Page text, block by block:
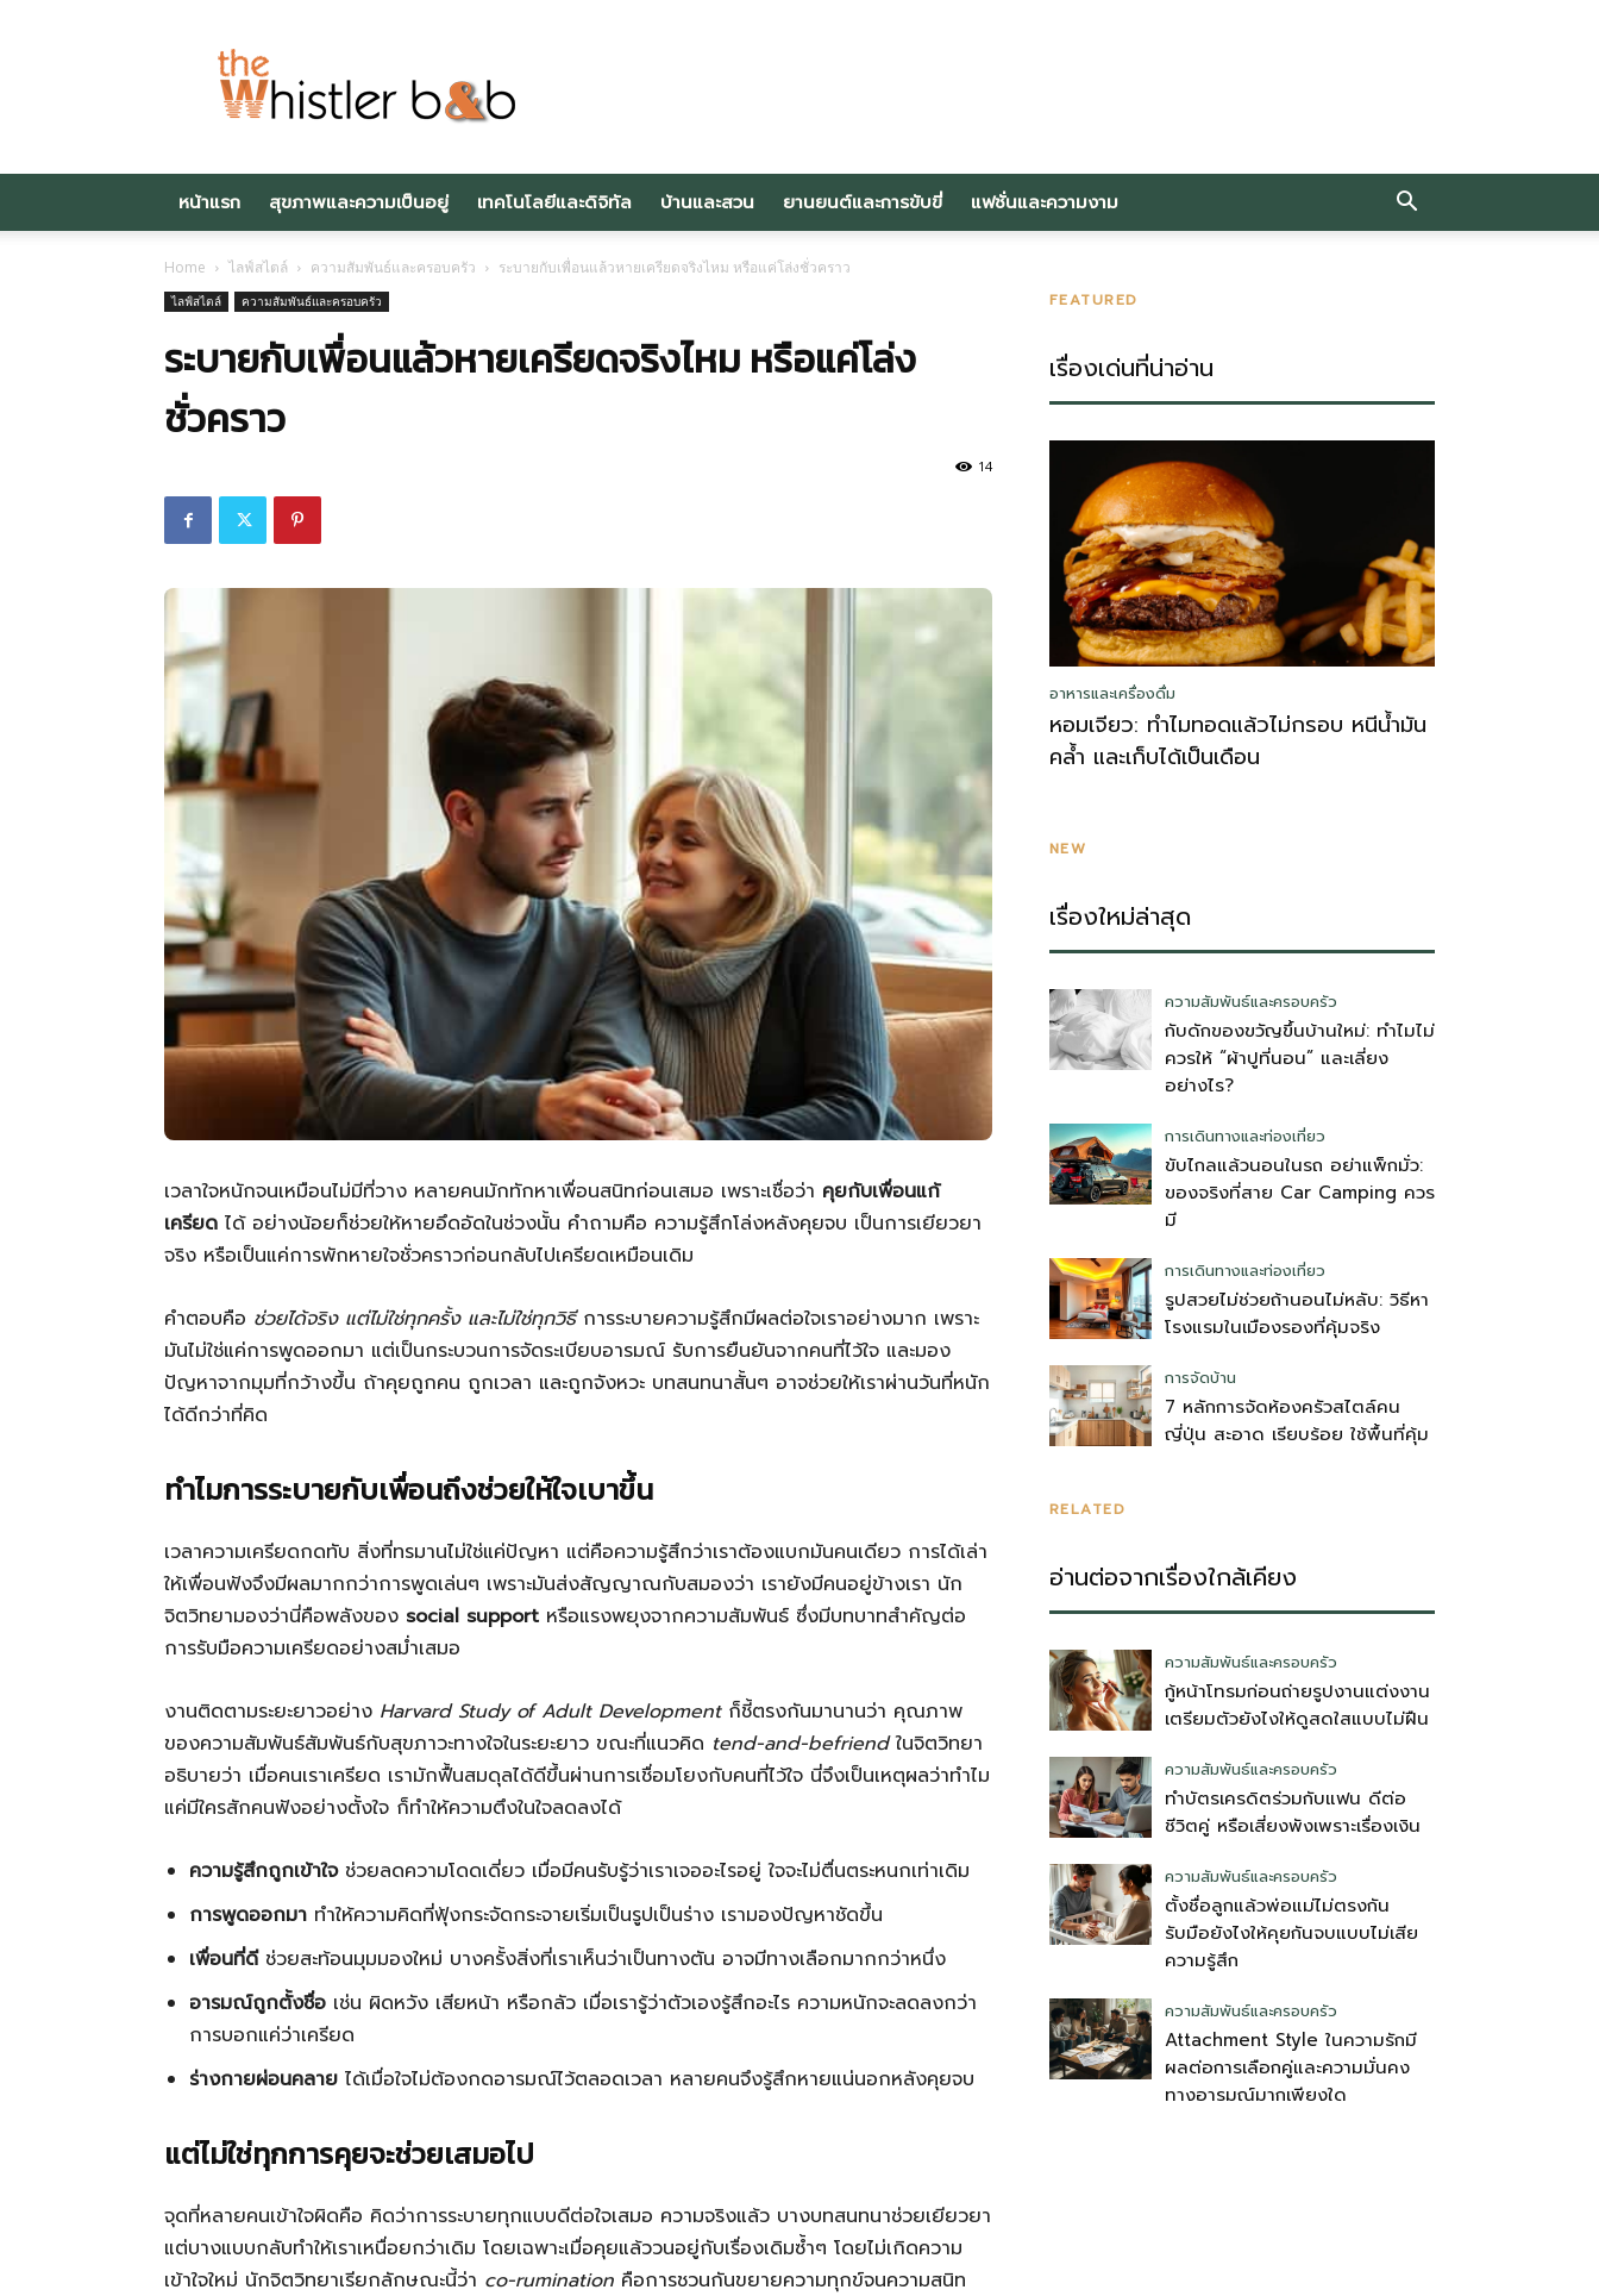
หน้าแรก สุขภาพและความเป็นอยู่ เทคโนโลยีและดิจิทัล บ้านและสวน ยานยนต์และการขับขี่ แฟชั่นและความงาม
Home ไลฟ์สไตล์ ความสัมพันธ์และครอบครัว ระบายกับเพื่อนแล้วหายเครียดจริงไหม หรือแค่โล่งชั่วคราว
ไลฟ์สไตล์ ความสัมพันธ์และครอบครัว
ระบายกับเพื่อนแล้วหายเครียดจริงไหม หรือแค่โล่ง
ชั่วคราว
14
เวลาใจหนักจนเหมือนไม่มีที่วาง หลายคนมักทักหาเพื่อนสนิทก่อนเสมอ เพราะเชื่อว่า คุยกับเพื่อนแก้
เครียด ได้ อย่างน้อยก็ช่วยให้หายอึดอัดในช่วงนั้น คำถามคือ ความรู้สึกโล่งหลังคุยจบ เป็นการเยียวยา
จริง หรือเป็นแค่การพักหายใจชั่วคราวก่อนกลับไปเครียดเหมือนเดิม
คำตอบคือ ช่วยได้จริง แต่ไม่ใช่ทุกครั้ง และไม่ใช่ทุกวิธีการระบายความรู้สึกมีผลต่อใจเราอย่างมาก เพราะ
มันไม่ใช่แค่การพูดออกมา แต่เป็นกระบวนการจัดระเบียบอารมณ์ รับการยืนยันจากคนที่ไว้ใจ และมอง
ปัญหาจากมุมที่กว้างขึ้น ถ้าคุยถูกคน ถูกเวลา และถูกจังหวะ บทสนทนาสั้นๆ อาจช่วยให้เราผ่านวันที่หนัก
ได้ดีกว่าที่คิด
ทำไมการระบายกับเพื่อนถึงช่วยให้ใจเบาขึ้น
เวลาความเครียดกดทับ สิ่งที่ทรมานไม่ใช่แค่ปัญหา แต่คือความรู้สึกว่าเราต้องแบกมันคนเดียว การได้เล่า
ให้เพื่อนฟังจึงมีผลมากกว่าการพูดเล่นๆ เพราะมันส่งสัญญาณกับสมองว่า เรายังมีคนอยู่ข้างเรา นัก
จิตวิทยามองว่านี่คือพลังของ social support หรือแรงพยุงจากความสัมพันธ์ ซึ่งมีบทบาทสำคัญต่อ
การรับมือความเครียดอย่างสม่ำเสมอ
งานติดตามระยะยาวอย่าง Harvard Study of Adult Developmentก็ชี้ตรงกันมานานว่า คุณภาพ
ของความสัมพันธ์สัมพันธ์กับสุขภาวะทางใจในระยะยาว ขณะที่แนวคิด tend-and-befriendในจิตวิทยา
อธิบายว่า เมื่อคนเราเครียด เรามักฟื้นสมดุลได้ดีขึ้นผ่านการเชื่อมโยงกับคนที่ไว้ใจ นี่จึงเป็นเหตุผลว่าทำไม
แค่มีใครสักคนฟังอย่างตั้งใจ ก็ทำให้ความตึงในใจลดลงได้
ความรู้สึกถูกเข้าใจช่วยลดความโดดเดี่ยว เมื่อมีคนรับรู้ว่าเราเจออะไรอยู่ ใจจะไม่ตื่นตระหนกเท่าเดิม
การพูดออกมา ทำให้ความคิดที่ฟุ้งกระจัดกระจายเริ่มเป็นรูปเป็นร่าง เรามองปัญหาชัดขึ้น
เพื่อนที่ดีช่วยสะท้อนมุมมองใหม่ บางครั้งสิ่งที่เราเห็นว่าเป็นทางตัน อาจมีทางเลือกมากกว่าหนึ่ง
อารมณ์ถูกตั้งชื่อ เช่น ผิดหวัง เสียหน้า หรือกลัว เมื่อเรารู้ว่าตัวเองรู้สึกอะไร ความหนักจะลดลงกว่า
การบอกแค่ว่าเครียด
ร่างกายผ่อนคลาย ได้เมื่อใจไม่ต้องกดอารมณ์ไว้ตลอดเวลา หลายคนจึงรู้สึกหายแน่นอกหลังคุยจบ
แต่ไม่ใช่ทุกการคุยจะช่วยเสมอไป
จุดที่หลายคนเข้าใจผิดคือ คิดว่าการระบายทุกแบบดีต่อใจเสมอ ความจริงแล้ว บางบทสนทนาช่วยเยียวยา
แต่บางแบบกลับทำให้เราเหนื่อยกว่าเดิม โดยเฉพาะเมื่อคุยแล้ววนอยู่กับเรื่องเดิมซ้ำๆ โดยไม่เกิดความ
เข้าใจใหม่ นักจิตวิทยาเรียกลักษณะนี้ว่า co-rumination คือการชวนกันขยายความทุกข์จนความสนิท
FEATURED
เรื่องเด่นที่น่าอ่าน
อาหารและเครื่องดื่ม
หอมเจียว: ทำไมทอดแล้วไม่กรอบ หนีน้ำมัน
คล้ำ และเก็บได้เป็นเดือน
NEW
เรื่องใหม่ล่าสุด
ความสัมพันธ์และครอบครัว
กับดักของขวัญขึ้นบ้านใหม่: ทำไมไม่
ควรให้ “ผ้าปูที่นอน” และเลี่ยง
อย่างไร?
การเดินทางและท่องเที่ยว
ขับไกลแล้วนอนในรถ อย่าแพ็กมั่ว:
ของจริงที่สาย Car Camping ควร
มี
การเดินทางและท่องเที่ยว
รูปสวยไม่ช่วยถ้านอนไม่หลับ: วิธีหา
โรงแรมในเมืองรองที่คุ้มจริง
การจัดบ้าน
7 หลักการจัดห้องครัวสไตล์คน
ญี่ปุ่น สะอาด เรียบร้อย ใช้พื้นที่คุ้ม
RELATED
อ่านต่อจากเรื่องใกล้เคียง
ความสัมพันธ์และครอบครัว
กู้หน้าโทรมก่อนถ่ายรูปงานแต่งงาน
เตรียมตัวยังไงให้ดูสดใสแบบไม่ฝืน
ความสัมพันธ์และครอบครัว
ทำบัตรเครดิตร่วมกับแฟน ดีต่อ
ชีวิตคู่ หรือเสี่ยงพังเพราะเรื่องเงิน
ความสัมพันธ์และครอบครัว
ตั้งชื่อลูกแล้วพ่อแม่ไม่ตรงกัน
รับมือยังไงให้คุยกันจบแบบไม่เสีย
ความรู้สึก
ความสัมพันธ์และครอบครัว
Attachment Style ในความรักมี
ผลต่อการเลือกคู่และความมั่นคง
ทางอารมณ์มากเพียงใด